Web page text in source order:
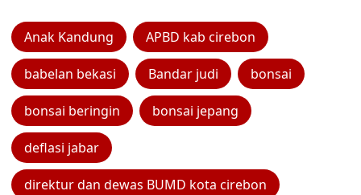
Anak Kandung APBD kab cirebon
babelan bekasi Bandar judi bonsai
bonsai beringin bonsai jepang
deflasi jabar
direktur dan dewas BUMD kota cirebon